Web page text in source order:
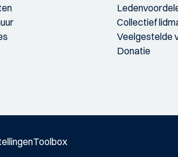
Collectief
Veelgestelde
Donatie
Toolbox